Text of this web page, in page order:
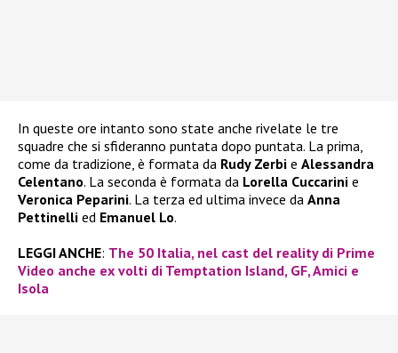
In queste ore intanto sono state anche rivelate le tre
squadre che si sfideranno puntata dopo puntata. La prima,
come da tradizione, è formata da Rudy Zerbi e Alessandra
Celentano. La seconda è formata da Lorella Cuccarini e
Veronica Peparini. La terza ed ultima invece da Anna
Pettinelli ed Emanuel Lo.
LEGGI ANCHE: The 50 Italia, nel cast del reality di Prime
Video anche ex volti di Temptation Island, GF, Amici e
Isola